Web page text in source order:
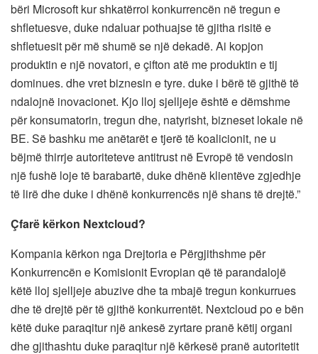
bëri Microsoft kur shkatërroi konkurrencën në tregun e
shfletuesve, duke ndaluar pothuajse të gjitha risitë e
shfletuesit për më shumë se një dekadë. Ai kopjon
produktin e një novatori, e çifton atë me produktin e tij
dominues. dhe vret biznesin e tyre. duke i bërë të gjithë të
ndalojnë inovacionet. Kjo lloj sjelljeje është e dëmshme
për konsumatorin, tregun dhe, natyrisht, bizneset lokale në
BE. Së bashku me anëtarët e tjerë të koalicionit, ne u
bëjmë thirrje autoriteteve antitrust në Evropë të vendosin
një fushë loje të barabartë, duke dhënë klientëve zgjedhje
të lirë dhe duke i dhënë konkurrencës një shans të drejtë.”
Çfarë kërkon Nextcloud?
Kompania kërkon nga Drejtoria e Përgjithshme për
Konkurrencën e Komisionit Evropian që të parandalojë
këtë lloj sjelljeje abuzive dhe ta mbajë tregun konkurrues
dhe të drejtë për të gjithë konkurrentët. Nextcloud po e bën
këtë duke paraqitur një ankesë zyrtare pranë këtij organi
dhe gjithashtu duke paraqitur një kërkesë pranë autoritetit